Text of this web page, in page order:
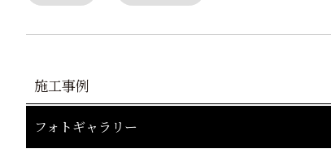
施工事例
フォトギャラリー